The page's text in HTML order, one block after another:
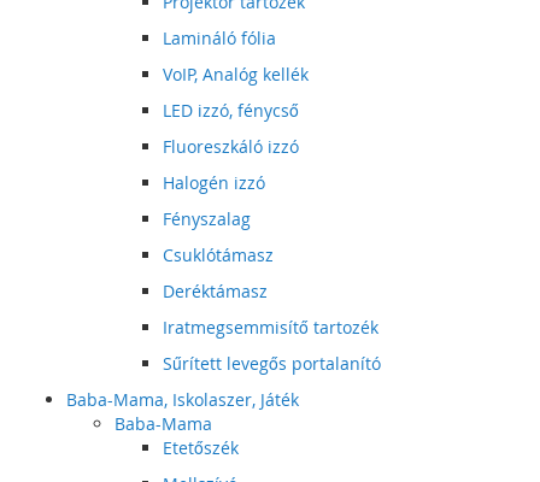
Lamináló fólia
VoIP, Analóg kellék
LED izzó, fénycső
Fluoreszkáló izzó
Halogén izzó
Fényszalag
Csuklótámasz
Deréktámasz
Iratmegsemmisítő tartozék
Sűrített levegős portalanító
Baba-Mama, Iskolaszer, Játék
Baba-Mama
Etetőszék